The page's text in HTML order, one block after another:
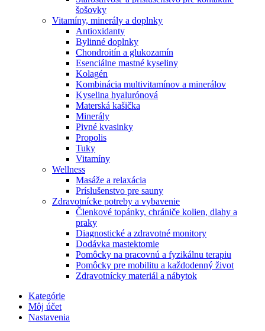
šošovky
Vitamíny, minerály a doplnky
Antioxidanty
Bylinné doplnky
Chondroitín a glukozamín
Esenciálne mastné kyseliny
Kolagén
Kombinácia multivitamínov a minerálov
Kyselina hyalurónová
Materská kašička
Minerály
Pivné kvasinky
Propolis
Tuky
Vitamíny
Wellness
Masáže a relaxácia
Príslušenstvo pre sauny
Zdravotnícke potreby a vybavenie
Členkové topánky, chrániče kolien, dlahy a
praky
Diagnostické a zdravotné monitory
Dodávka mastektomie
Pomôcky na pracovnú a fyzikálnu terapiu
Pomôcky pre mobilitu a každodenný život
Zdravotnícky materiál a nábytok
Kategórie
Môj účet
Nastavenia